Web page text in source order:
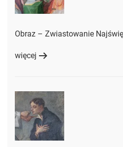
Obraz – Zwiastowanie
więcej